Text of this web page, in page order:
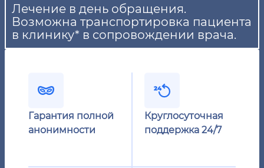
Лечение в день обращения.
Возможна транспортировка пациента
в клинику* в сопровождении врача.
Гарантия полной
анонимности
Круглосуточная
поддержка 24/7